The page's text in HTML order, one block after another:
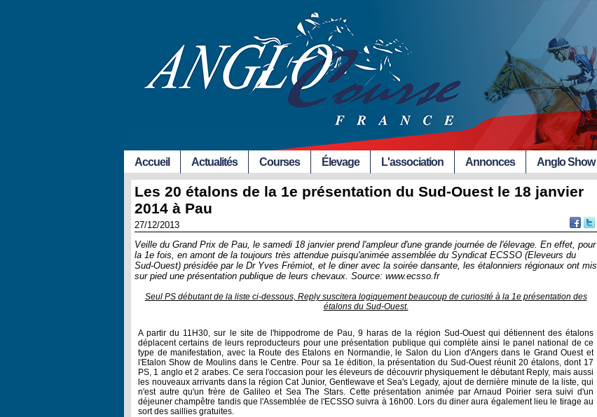
Accueil Actualités Courses Élevage L'association Annonces Anglo Show
Les 20 étalons de la 1e présentation du Sud-Ouest le 18 janvier
2014 à Pau
27/12/2013
Veille du Grand Prix de Pau, le samedi 18 janvier prend l'ampleur d'une grande journée de l'élevage. En effet, pour
la 1e fois, en amont de la toujours très attendue puisqu'animée assemblée du Syndicat ECSSO (Eleveurs du
Sud-Ouest) présidée par le Dr Yves Frémiot, et le diner avec la soirée dansante, les étalonniers régionaux ont mis
sur pied une présentation publique de leurs chevaux. Source: www.ecsso.fr
Seul PS débutant de la liste ci-dessous, Reply suscitera logiquement beaucoup de curiosité à la 1e présentation des
étalons du Sud-Ouest.
A partir du 11H30, sur le site de l'hippodrome de Pau, 9 haras de la région Sud-Ouest qui détiennent des étalons
déplacent certains de leurs reproducteurs pour une présentation publique qui complète ainsi le panel national de ce
type de manifestation, avec la Route des Etalons en Normandie, le Salon du Lion d'Angers dans le Grand Ouest et
l'Etalon Show de Moulins dans le Centre. Pour sa 1e édition, la présentation du Sud-Ouest réunit 20 étalons, dont 17
PS, 1 anglo et 2 arabes. Ce sera l'occasion pour les éleveurs de découvrir physiquement le débutant Reply, mais aussi
les nouveaux arrivants dans la région Cat Junior, Gentlewave et Sea's Legady, ajout de dernière minute de la liste, qui
n'est autre qu'un frère de Galileo et Sea The Stars. Cette présentation animée par Arnaud Poirier sera suivi d'un
déjeuner champêtre tandis que l'Assemblée de l'ECSSO suivra à 16h00. Lors du diner aura également lieu le tirage au
sort des saillies gratuites.